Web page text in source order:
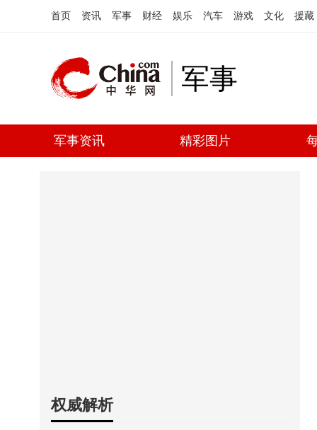
首页 资讯 军事 财经 娱乐 汽车 游戏 文化 援藏
军事
军事资讯 精彩图片
权威解析